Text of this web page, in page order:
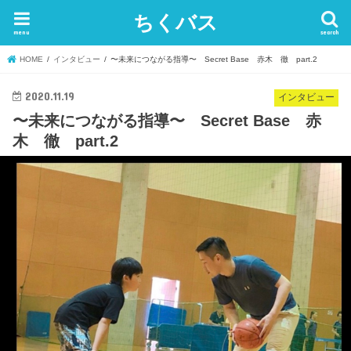
ちくバス search
menu
HOME インタビュー 〜未来につながる指導〜 Secret Base 赤木 徹 part.2
インタビュー
2020.11.19
〜未来につながる指導〜 Secret Base 赤
木 徹 part.2